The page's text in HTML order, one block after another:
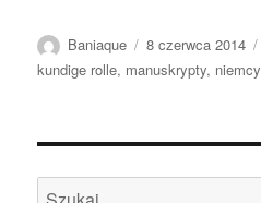
Autor
Baniaque
Data
publikacji
8 czerwca 2014
kundige rolle, manuskrypty, niemcy
Szukaj: